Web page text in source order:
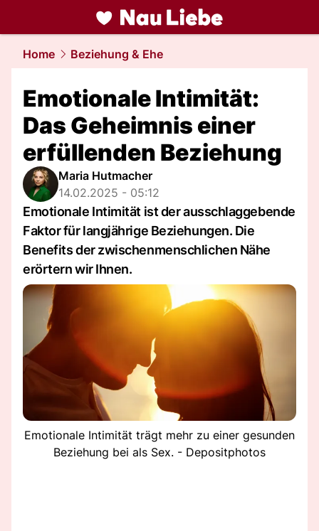
liebe.NAU.ch
Home Beziehung & Ehe
Emotionale Intimität:
Das Geheimnis einer
erfüllenden Beziehung
Maria Hutmacher
14.02.2025 - 05:12
Emotionale Intimität ist der ausschlaggebende
Faktor für langjährige Beziehungen. Die
Benefits der zwischenmenschlichen Nähe
erörtern wir Ihnen.
Emotionale Intimität trägt mehr zu einer gesunden
Beziehung bei als Sex. - Depositphotos